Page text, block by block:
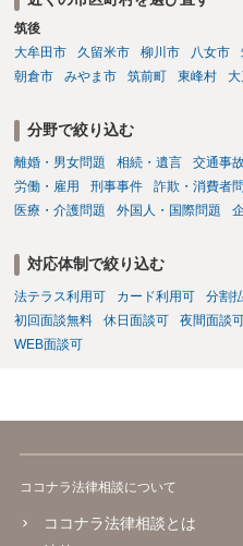
筑後
大牟田市
久留米市 柳川市 八女市
朝倉市
みやま市 筑前町 東峰村
分野で絞り込む
離婚・男女問題 相続・遺言 交通事
労働・雇用
刑事事件 詐欺・消費者
医療・介護問題
外国人・国際問題
対応体制で絞り込む
法テラス利用可 カード利用可 分割
初回面談無料
休日面談可 夜間面談
WEB面談可
ココナラ法律相談について
ココナラ法律相談とは